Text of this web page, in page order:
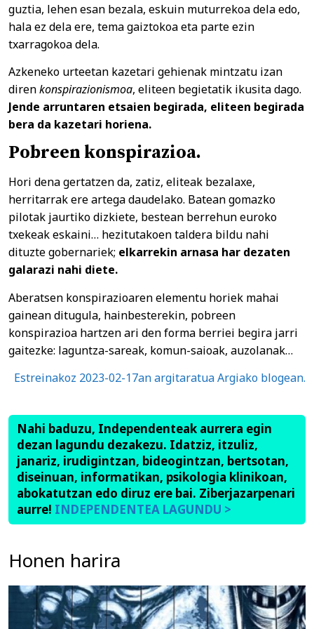
guztia, lehen esan bezala, eskuin muturrekoa dela edo,
hala ez dela ere, tema gaiztokoa eta parte ezin
txarragokoa dela.
Azkeneko urteetan kazetari gehienak mintzatu izan
direnkonspirazionismoa, eliteen begietatik ikusita dago.
Jende arruntaren etsaien begirada, eliteen begirada
bera da kazetari horiena.
Pobreen konspirazioa.
Hori dena gertatzen da, zatiz, eliteak bezalaxe,
herritarrak ere artega daudelako. Batean gomazko
pilotak jaurtiko dizkiete, bestean berrehun euroko
txekeak eskaini… hezitutakoen taldera bildu nahi
dituzte gobernariek; elkarrekin arnasa har dezaten
galarazi nahi diete.
Aberatsen konspirazioaren elementu horiek mahai
gainean ditugula, hainbesterekin, pobreen
konspirazioa hartzen ari den forma berriei begira jarri
gaitezke: laguntza-sareak, komun-saioak, auzolanak…
Estreinakoz 2023-02-17an argitaratua Argiako blogean.
Nahi baduzu, Independenteak aurrera egin
dezan lagundu dezakezu. Idatziz, itzuliz,
janariz, irudigintzan, bideogintzan, bertsotan,
diseinuan, informatikan, psikologia klinikoan,
abokatutzan edo diruz ere bai. Ziberjazarpenari
aurre! INDEPENDENTEA LAGUNDU >
Honen harira